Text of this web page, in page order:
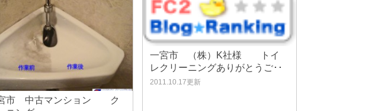
市 中古マンション ク
一宮市 （株）K社様 トイ
レクリーニングありがとうご･･
2011.10.17更新